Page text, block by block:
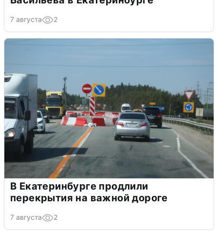
7 августа 2
В Екатеринбурге продлили
перекрытия на важной дороге
7 августа 2